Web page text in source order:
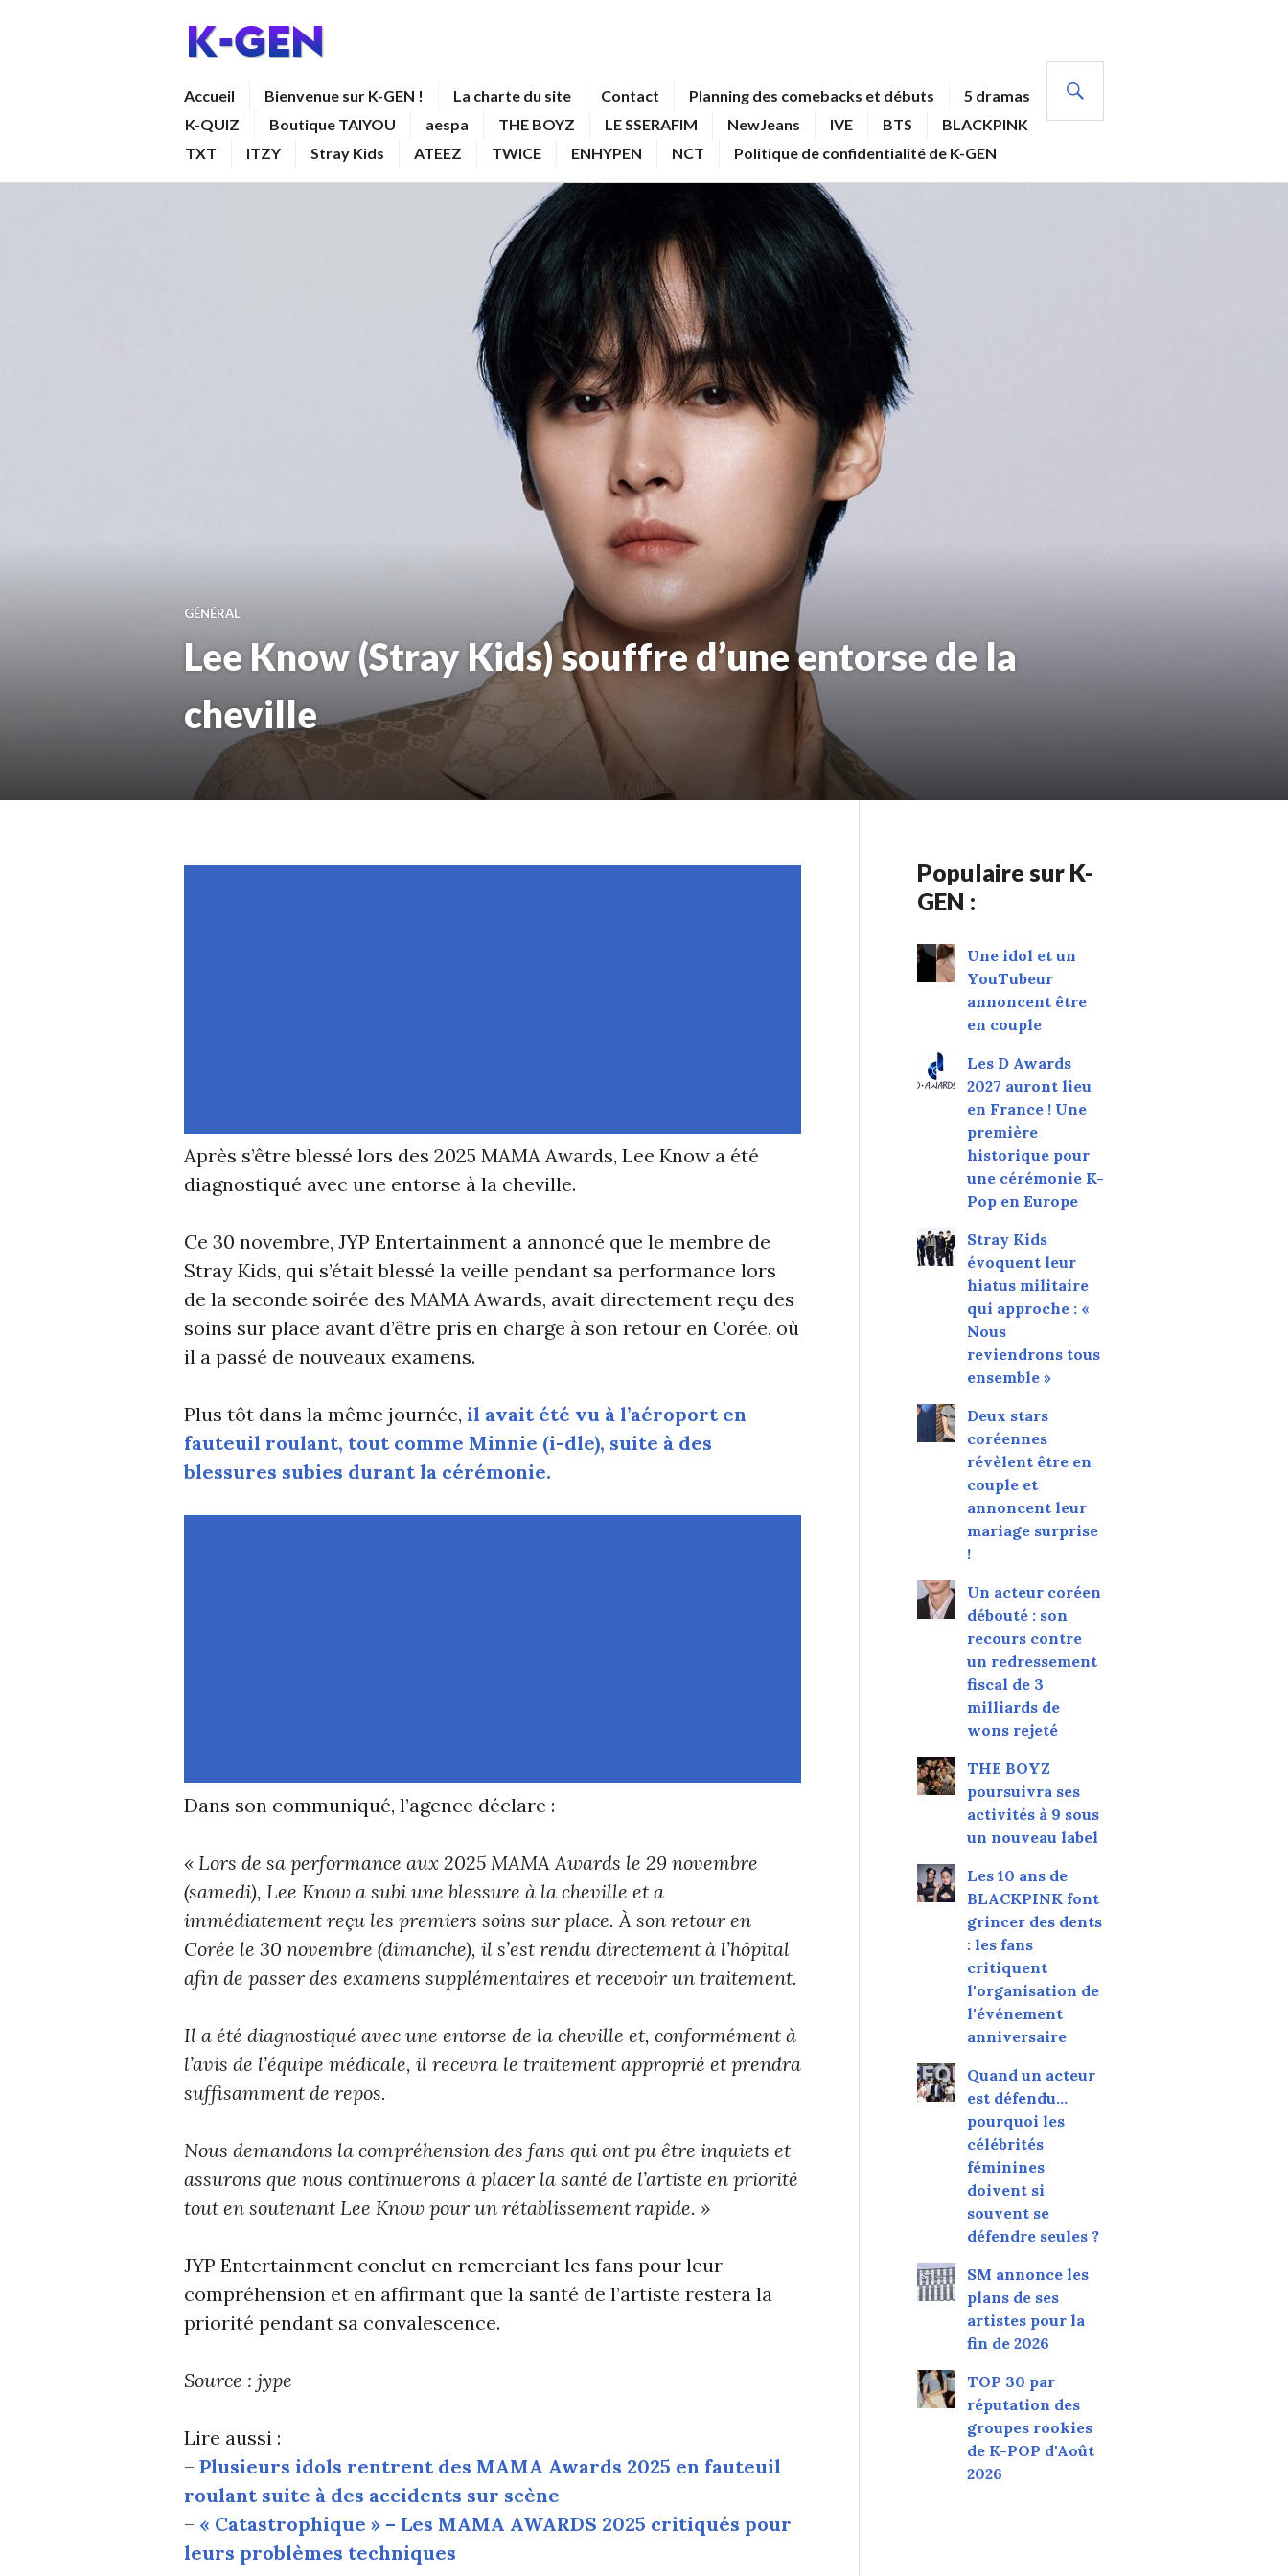
Accueil Bienvenue sur K-GEN ! La charte du site Contact Planning des comebacks et débuts
5 dramas
K-QUIZ
Boutique TAIYOU aespa THE BOYZ LE SSERAFIM NewJeans IVE BTS
BLACKPINK
TXT
ITZY Stray Kids ATEEZ TWICE ENHYPEN NCT Politique de confidentialité de K-GEN
GÉNÉRAL
Lee Know (Stray Kids) souffre d’une entorse de la
cheville
Après s’être blessé lors des 2025 MAMA Awards, Lee Know a été
diagnostiqué avec une entorse à la cheville.
Ce 30 novembre, JYP Entertainment a annoncé que le membre de
Stray Kids, qui s’était blessé la veille pendant sa performance lors
de la seconde soirée des MAMA Awards, avait directement reçu des
soins sur place avant d’être pris en charge à son retour en Corée, où
il a passé de nouveaux examens.
Plus tôt dans la même journée, il avait été vu à l’aéroport en
fauteuil roulant, tout comme Minnie (i-dle), suite à des
blessures subies durant la cérémonie.
Dans son communiqué, l’agence déclare :
« Lors de sa performance aux 2025 MAMA Awards le 29 novembre
(samedi), Lee Know a subi une blessure à la cheville et a
immédiatement reçu les premiers soins sur place. À son retour en
Corée le 30 novembre (dimanche), il s’est rendu directement à l’hôpital
afin de passer des examens supplémentaires et recevoir un traitement.
Il a été diagnostiqué avec une entorse de la cheville et, conformément à
l’avis de l’équipe médicale, il recevra le traitement approprié et prendra
suffisamment de repos.
Nous demandons la compréhension des fans qui ont pu être inquiets et
assurons que nous continuerons à placer la santé de l’artiste en priorité
tout en soutenant Lee Know pour un rétablissement rapide. »
JYP Entertainment conclut en remerciant les fans pour leur
compréhension et en affirmant que la santé de l’artiste restera la
priorité pendant sa convalescence.
Source : jype
Lire aussi :
– Plusieurs idols rentrent des MAMA Awards 2025 en fauteuil
roulant suite à des accidents sur scène
– « Catastrophique » – Les MAMA AWARDS 2025 critiqués pour
leurs problèmes techniques
Populaire sur K-
GEN :
Une idol et un
YouTubeur
annoncent être
en couple
Les D Awards
2027 auront lieu
en France ! Une
première
historique pour
une cérémonie K-
Pop en Europe
Stray Kids
évoquent leur
hiatus militaire
qui approche : «
Nous
reviendrons tous
ensemble »
Deux stars
coréennes
révèlent être en
couple et
annoncent leur
mariage surprise
!
Un acteur coréen
débouté : son
recours contre
un redressement
fiscal de 3
milliards de
wons rejeté
THE BOYZ
poursuivra ses
activités à 9 sous
un nouveau label
Les 10 ans de
BLACKPINK font
grincer des dents
: les fans
critiquent
l'organisation de
l'événement
anniversaire
Quand un acteur
est défendu…
pourquoi les
célébrités
féminines
doivent si
souvent se
défendre seules ?
SM annonce les
plans de ses
artistes pour la
fin de 2026
TOP 30 par
réputation des
groupes rookies
de K-POP d'Août
2026